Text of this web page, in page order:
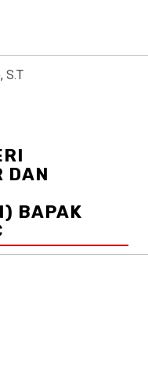
S.T
DAN
BAPAK